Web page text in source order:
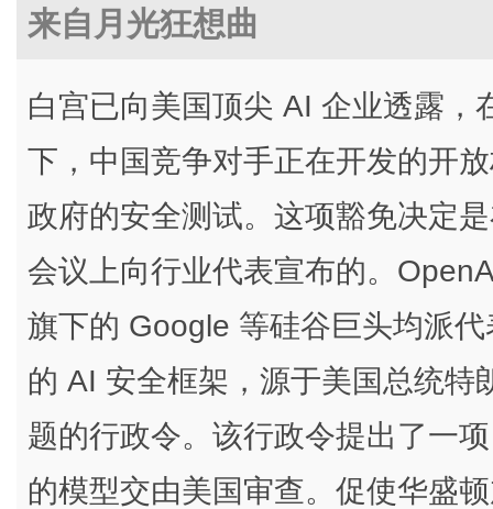
来自月光狂想曲
白宫已向美国顶尖 AI 企业透露
下，中国竞争对手正在开发的开
政府的安全测试。这项豁免决定
会议上向行业代表宣布的。
旗下的 Google 等硅谷巨头均派
的 AI 安全框架，源于美国总统
题的行政令。该行政令提出了一
的模型交由美国审查。促使华盛